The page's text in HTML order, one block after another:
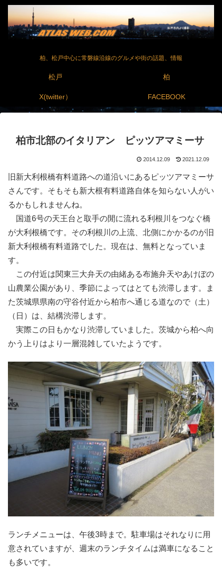
柏、松戸中心に常磐線沿線のグルメや街の話題、情報
松戸 柏
X(twitter） FACEBOOK
柏市北部のイタリアン ピッツアマミーサ
2014.12.09 2021.12.09
旧新大利根橋有料道路への道沿いにあるピッツアマミーサ
さんです。そもそも新大根有料道路自体を知らない人がい
るかもしれませんね。
国道6号の天王台と取手の閒に流れる利根川をつなぐ橋
が大利根橋です。その利根川の上流、北側にかかるのが旧
新大利根橋有料道路でした。現在は、無料となっていま
す。
この付近は関東三大弁天の由緒ある布施弁天やあけぼの
山農業公園があり、季節によってはとても渋滞します。ま
た茨城県県南の守谷付近から柏市へ通じる道なので（土）
（日）は、結構渋滞します。
実際この日もかなり渋滞していました。茨城から柏へ向
かう上りはより一層混雑していたようです。
ランチメニューは、午後3時まで。駐車場はそれなりに用
意されていますが、週末のランチタイムは満車になること
も多いです。